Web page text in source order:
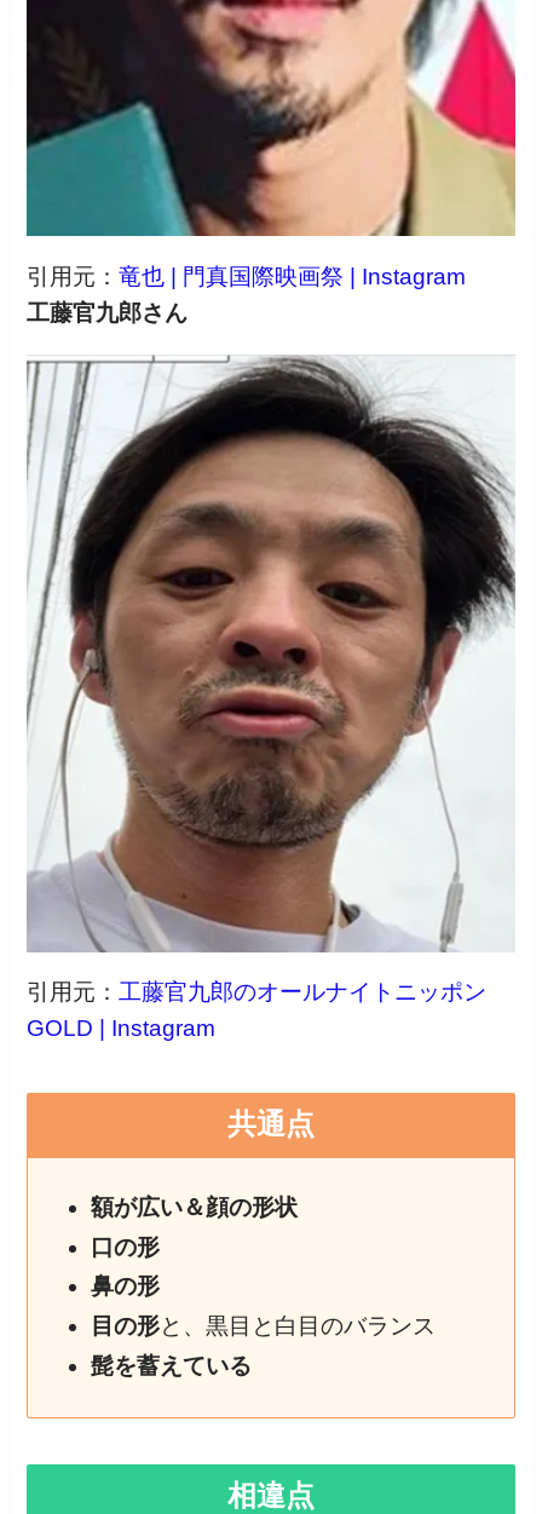
引用元：竜也 | 門真国際映画祭 | Instagram
工藤官九郎さん
引用元：工藤官九郎のオールナイトニッポン
GOLD | Instagram
共通点
額が広い＆顔の形状
口の形
鼻の形
目の形と、黒目と白目のバランス
髭を蓄えている
相違点